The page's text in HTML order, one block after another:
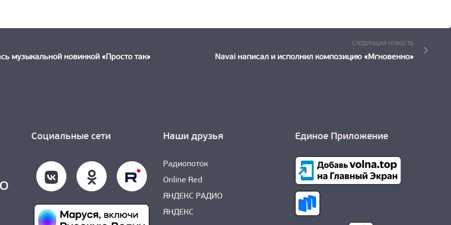
музыкальной новинкой «Просто так»
СЛЕДУЮЩАЯ НОВОСТЬ
Новость:
Navai написал и исполнил композицию «Мгновенно»
Социальные сети Наши друзья
Радиопоток
Online Red
ЯНДЕКС РАДИО
ЯНДЕКС
Единое Приложение